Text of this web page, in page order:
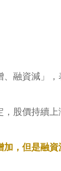
融資減」，
股價持續上
，但是融